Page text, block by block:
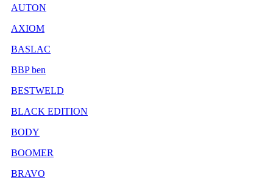
AUTON
AXIOM
BASLAC
BBP ben
BESTWELD
BLACK EDITION
BODY
BOOMER
BRAVO